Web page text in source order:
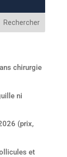
chirurgie
ni
(prix,
et